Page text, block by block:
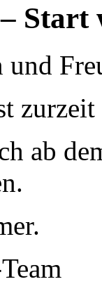
Start
zurzeit
ab